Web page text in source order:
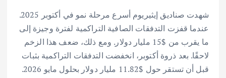
شهدت صناديق إيثيريوم أسرع مرحلة نمو في أكتوبر 2025.
عندما قفزت التدفقات الصافية التراكمية لفترة وجيزة إلى
ما يقرب من $15 مليار دولار. ومع ذلك، ضعف هذا الزخم
لاحقًا. بعد ذروة أكتوبر، انخفضت التدفقات التراكمية بثبات
قبل أن تستقر حول $11.82 مليار دولار بحلول مايو 2026.